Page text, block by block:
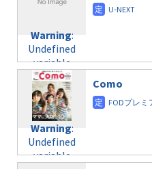
child/post-
formats/format-
taxmagazine.php
on line40
Warning
Undefined
variable
$post_id in
/home/c4607168/
Warning:
Undefined
variable
$post_id in
/home/c4607168/
doga.com/wp-
content/themes/soledad-
child/post-
formats/format-
taxmagazine.php
Warning:
Undefined
variable
Como